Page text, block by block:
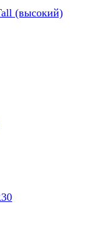
(высокий)